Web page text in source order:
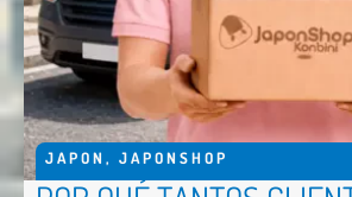
JAPON , JAPONSHOP